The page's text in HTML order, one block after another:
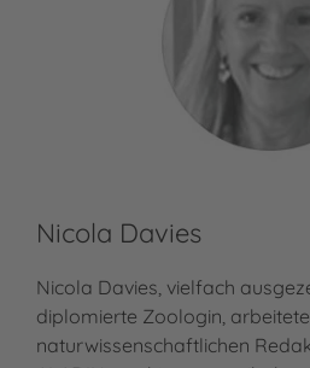
Nicola Davies
Nicola Davies, vielfach
diplomierte Zoologin,
naturwissenschaftlichen